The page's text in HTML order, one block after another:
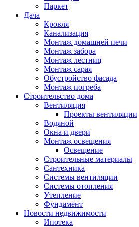
Паркет
Дача
Кровля
Канализация
Монтаж домашней печи
Монтаж забора
Монтаж лестниц
Монтаж сарая
Обустройство фасада
Монтаж погреба
Строительство дома
Вентиляция
Проекты вентиляции
Водяной
Окна и двери
Монтаж освещения
Освещение
Строительные материалы
Сантехника
Системы вентиляции
Системы отопления
Утепление
Фундамент
Новости недвижимости
Ипотека